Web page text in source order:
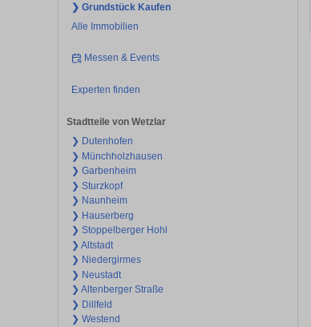
❯ Grundstück Kaufen
Alle Immobilien
Messen & Events
Experten finden
Stadtteile von Wetzlar
❯ Dutenhofen
❯ Münchholzhausen
❯ Garbenheim
❯ Sturzkopf
❯ Naunheim
❯ Hauserberg
❯ Stoppelberger Hohl
❯ Altstadt
❯ Niedergirmes
❯ Neustadt
❯ Altenberger Straße
❯ Dillfeld
❯ Westend